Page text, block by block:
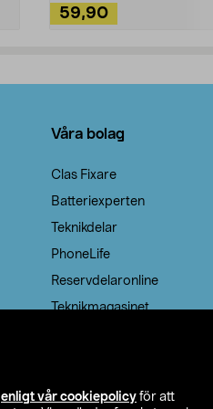
enligt vår cookiepolicy för att
59,90
Våra bolag
Clas Fixare
Batteriexperten
Teknikdelar
PhoneLife
Reservdelaronline
Teknikmagasinet